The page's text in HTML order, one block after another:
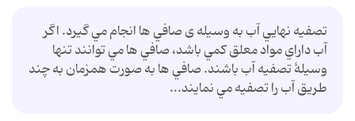
تصفيه نهايي آب به وسيله ی صافي ها انجام مي گيرد. اگر
آب داراي مواد معلق کمي باشد، صافي ها مي توانند تنها
وسيلۀ تصفيه آب باشند. صافي ها به صورت همزمان به چند
طريق آب را تصفيه مي نمايند...